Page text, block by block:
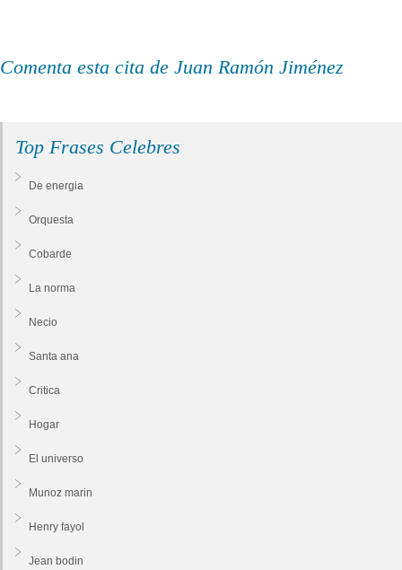
Comenta esta cita de Juan Ramón Jiménez
Top Frases Celebres
De energia
Orquesta
Cobarde
La norma
Necio
Santa ana
Critica
Hogar
El universo
Munoz marin
Henry fayol
Jean bodin